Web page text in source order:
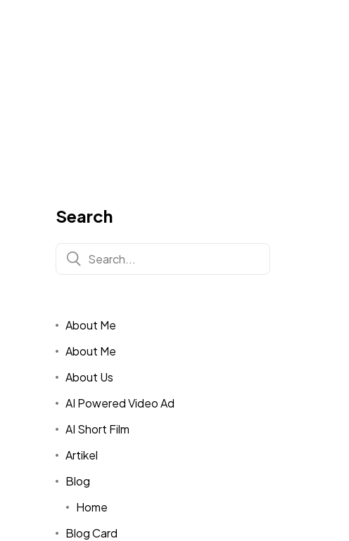
Search
About Me
About Me
About Us
AI Powered Video Ad
AI Short Film
Artikel
Blog
Home
Blog Card